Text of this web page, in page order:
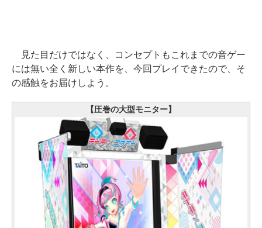
見た目だけではなく、コンセプトもこれまでの音ゲー
には無い全く新しい本作を、今回プレイできたので、そ
の感触をお届けしよう。
【圧巻の大型モニター】